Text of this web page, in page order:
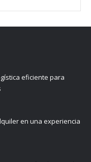
eficiente para
en una experiencia